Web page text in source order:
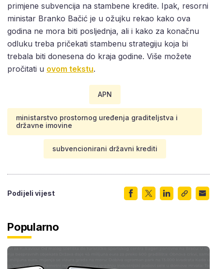
primjene subvencija na stambene kredite. Ipak, resorni
ministar Branko Bačić je u ožujku rekao kako ova
godina ne mora biti posljednja, ali i kako za konačnu
odluku treba pričekati stambenu strategiju koja bi
trebala biti donesena do kraja godine. Više možete
pročitati u ovom tekstu.
APN
ministarstvo prostornog uređenja graditeljstva i
državne imovine
subvencionirani državni krediti
Podijeli vijest
Popularno